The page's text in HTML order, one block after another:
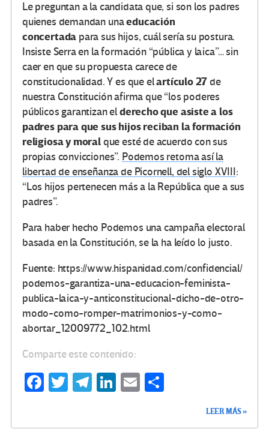
Le preguntan a la candidata que, si son los padres
quienes demandan unaeducación
concertada para sus hijos, cuál sería su postura.
Insiste Serra en la formación “pública y laica”… sin
caer en que su propuesta carece de
constitucionalidad. Y es que elartículo 27de
nuestra Constitución afirma que “los poderes
públicos garantizan elderecho que asiste a los
padres para que sus hijos reciban la formación
religiosa y moralque esté de acuerdo con sus
propias convicciones”. Podemos retoma así la
libertad de enseñanza de Picornell, del siglo XVIII:
“Los hijos pertenecen más a la República que a sus
padres”.
Para haber hecho Podemos una campaña electoral
basada en la Constitución, se la ha leído lo justo.
Fuente: https://www.hispanidad.com/confidencial/
podemos-garantiza-una-educacion-feminista-
publica-laica-y-anticonstitucional-dicho-de-otro-
modo-como-romper-matrimonios-y-como-
abortar_12009772_102.html
Comparte este contenido:
Fa T
Te
Li
E
LEER MÁS »